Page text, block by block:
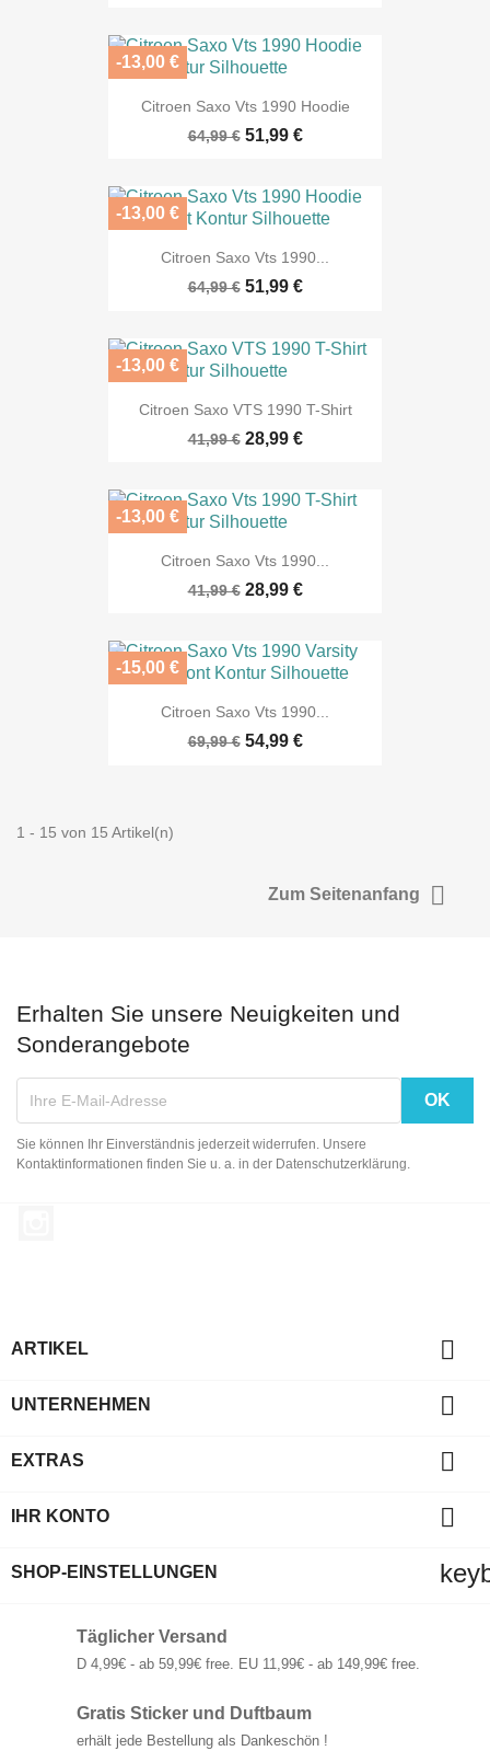
Citroen Saxo Vts 1990 Hoodie
64,99 € 51,99 €
-13,00 €
Citroen Saxo Vts 1990...
64,99 € 51,99 €
-13,00 €
Citroen Saxo VTS 1990 T-Shirt
41,99 € 28,99 €
-13,00 €
Citroen Saxo Vts 1990...
41,99 € 28,99 €
-13,00 €
Citroen Saxo Vts 1990...
69,99 € 54,99 €
-15,00 €
1 - 15 von 15 Artikel(n)
Zum Seitenanfang 
Erhalten Sie unsere Neuigkeiten und
Sonderangebote
Sie können Ihr Einverständnis jederzeit widerrufen. Unsere
Kontaktinformationen finden Sie u. a. in der Datenschutzerklärung.
ARTIKEL 
UNTERNEHMEN 
EXTRAS 
IHR KONTO 
SHOP-EINSTELLUNGEN
Täglicher Versand
D 4,99€ - ab 59,99€ free. EU 11,99€ - ab 149,99€ free.
Gratis Sticker und Duftbaum
erhält jede Bestellung als Dankeschön !